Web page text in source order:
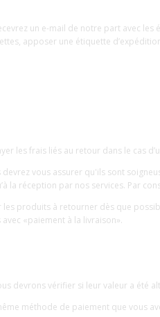
un e-mail de notre part avec
apposer une étiquette
les frais liés au retour dans le cas
vous assurer qu'ils sont
la réception par nos services. Par
produits à retourner dès que
«paiement à la livraison».
devrons vérifier si leur valeur a été
méthode de paiement que vous